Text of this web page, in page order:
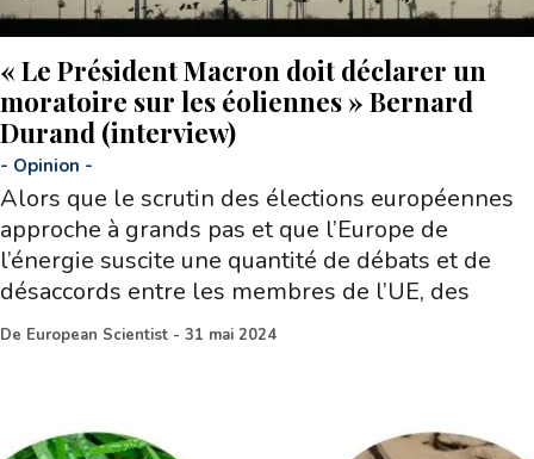
« Le Président Macron doit déclarer un
moratoire sur les éoliennes » Bernard
Durand (interview)
- Opinion -
Alors que le scrutin des élections européennes
approche à grands pas et que l’Europe de
l’énergie suscite une quantité de débats et de
désaccords entre les membres de l’UE, des
De European Scientist - 31 mai 2024